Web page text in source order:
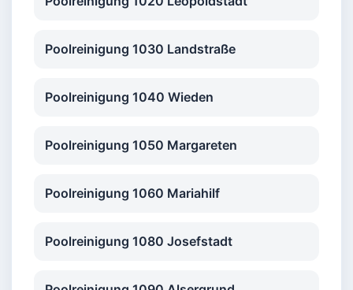
Poolreinigung 1030 Landstraße
Poolreinigung 1040 Wieden
Poolreinigung 1050 Margareten
Poolreinigung 1060 Mariahilf
Poolreinigung 1080 Josefstadt